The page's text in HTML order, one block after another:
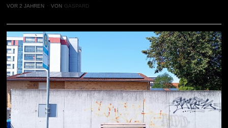
VOR 2 JAHREN VON GASPARD